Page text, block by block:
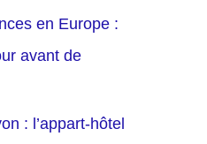
en Europe :
avant de
: l’appart-hôtel